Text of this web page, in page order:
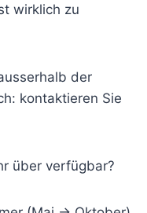
wirklich zu
der
kontaktieren Sie
über verfügbar?